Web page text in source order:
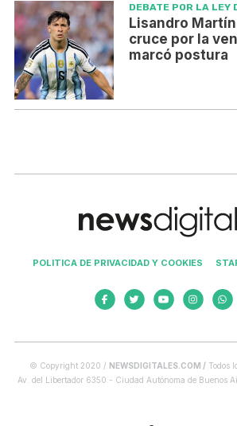
DEBATE POR LA LEY
Lisandro
cruce por la
marcó postura
POLITICA DE PRIVACIDAD Y COOKIES
© Copyright 2020 / NEWSDIGITALES.COM / Todos
Av. del Libertador 6350 - Ciudad Autónoma de Buenos